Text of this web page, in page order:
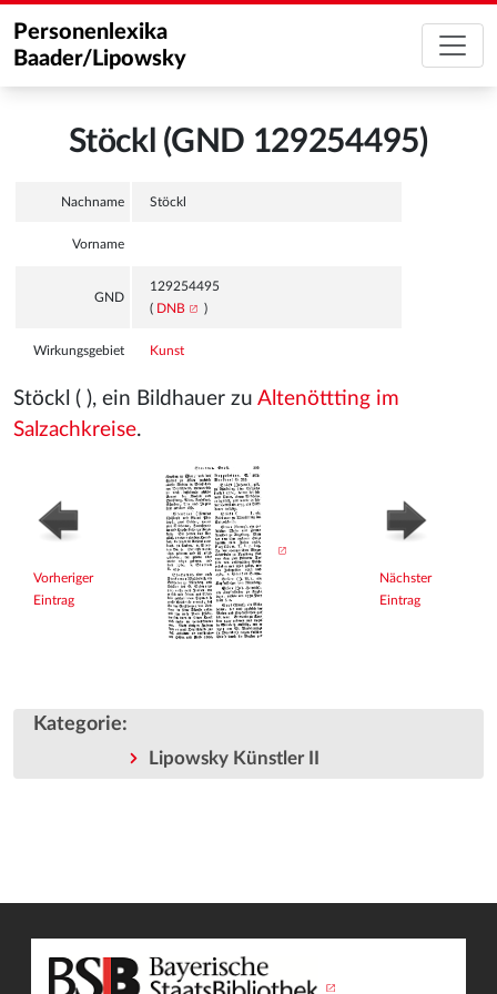
Personenlexika
Baader/Lipowsky
Stöckl (GND 129254495)
Nachname Stöckl
Vorname
GND
129254495
( DNB )
Wirkungsgebiet Kunst
Stöckl ( ), ein Bildhauer zu Altenöttting im
Salzachkreise.
Vorheriger
Eintrag
Nächster
Eintrag
Kategorie:
Lipowsky Künstler II